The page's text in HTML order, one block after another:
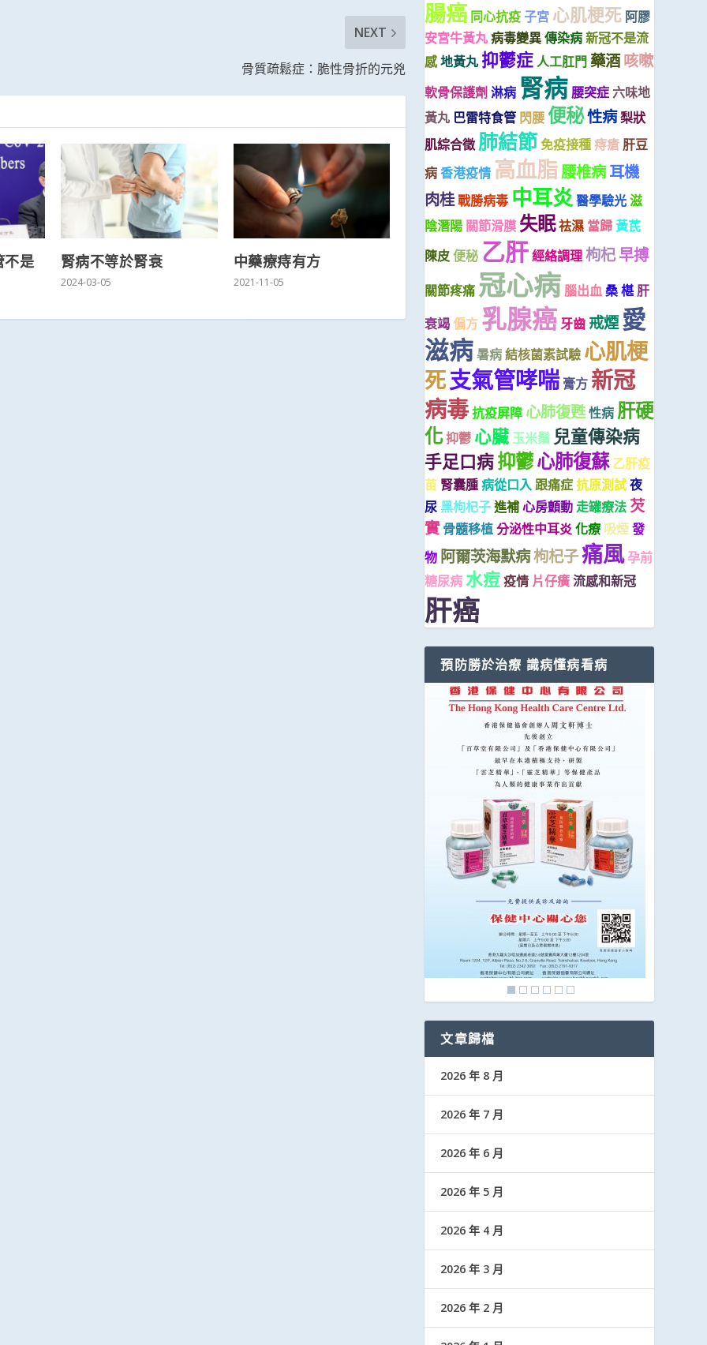
NEXT
骨質疏鬆症：脆性骨折的元兇
不是
腎病不等於腎衰
2024-03-05
中藥療痔有方
2021-11-05
腸癌 同心抗疫子宮 心肌梗死 阿膠
安宮牛黃丸病毒變異傳染病新冠不是流
感地黃丸 抑鬱症人工肛門 藥酒咳嗽
軟骨保護劑 淋病 腎病腰突症 六味地
黃丸 巴雷特食管 閃腰 便秘性病梨狀
肌綜合徵 肺結節免疫接種痔瘡 肝豆
病香港疫情 高血脂腰椎病耳機
肉桂戰勝病毒 中耳炎醫學驗光滋
陰潛陽 關節滑膜 失眠祛濕 當歸黃芪
陳皮便秘 乙肝經絡調理枸杞早搏
關節疼痛 冠心病 腦出血桑 椹 肝
衰竭偏方 乳腺癌牙齒 戒煙愛
滋病暑病結核菌素試驗 心肌梗
死支氣管哮喘 膏方 新冠
病毒抗疫屏障 心肺復甦性病 肝硬
化抑鬱 心臟 玉米鬚 兒童傳染病
手足口病抑鬱心肺復蘇 乙肝疫
苗 腎囊腫病從口入跟痛症抗原測試夜
尿 黑枸杞子進補心房顫動 走罐療法 芡
實 骨髓移植分泌性中耳炎化療 吸煙發
物 阿爾茨海默病枸杞子痛風孕前
糖尿病水痘疫情 片仔癀流感和新冠
肝癌
預防勝於治療 識病懂病看病
文章歸檔
2026 年 8 月
2026 年 7 月
2026 年 6 月
2026 年 5 月
2026 年 4 月
2026 年 3 月
2026 年 2 月